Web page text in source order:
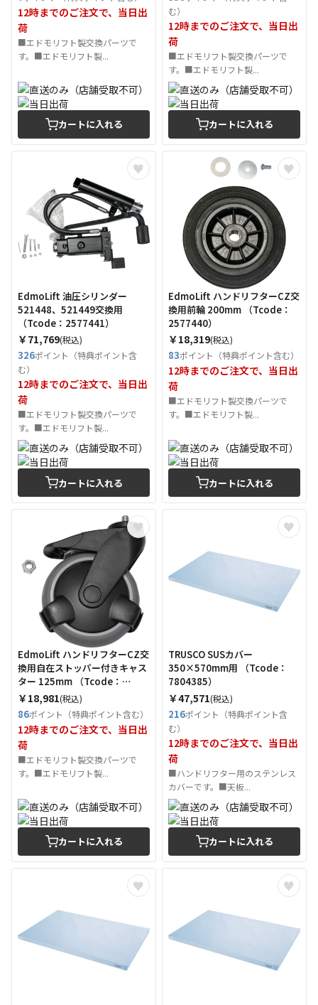
12時までのご注文で、当日出
荷
■エドモリフト製交換パーツで
す。■エドモリフト製...
カートに入れる
む）
12時までのご注文で、当日出
荷
■エドモリフト製交換パーツで
す。■エドモリフト製...
カートに入れる
EdmoLift 油圧シリンダー
521448、521449交換用
（Tcode：2577441）
￥71,769(税込)
326ポイント（特典ポイント含
む）
12時までのご注文で、当日出
荷
■エドモリフト製交換パーツで
す。■エドモリフト製...
カートに入れる
EdmoLift ハンドリフターCZ交
換用前輪 200mm （Tcode：
2577440）
￥18,319(税込)
83ポイント（特典ポイント含む）
12時までのご注文で、当日出
荷
■エドモリフト製交換パーツで
す。■エドモリフト製...
カートに入れる
EdmoLift ハンドリフターCZ交
換用自在ストッパー付きキャス
ター 125mm （Tcode：
2577442）
￥18,981(税込)
86ポイント（特典ポイント含む）
12時までのご注文で、当日出
荷
■エドモリフト製交換パーツで
す。■エドモリフト製...
カートに入れる
TRUSCO SUSカバー
350×570mm用 （Tcode：
7804385）
￥47,571(税込)
216ポイント（特典ポイント含
む）
12時までのご注文で、当日出
荷
■ハンドリフター用のステンレス
カバーです。■天板...
カートに入れる